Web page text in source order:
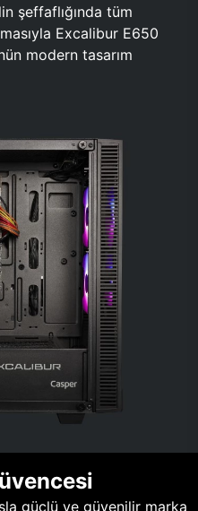
şeffaflığında tüm
Excalibur E650
modern tasarım
güçlü ve güvenilir marka